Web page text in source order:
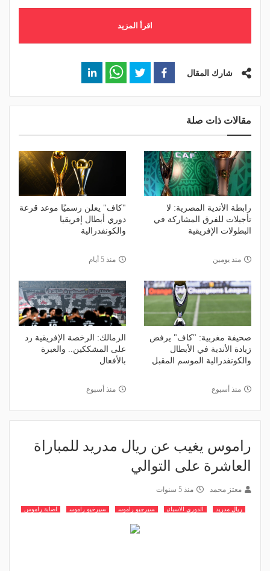
اقرأ المزيد
شارك المقال
مقالات ذات صلة
رابطة الأندية المصرية: لا
تأجيلات للفرق المشاركة في
البطولات الإفريقية
منذ يومين
"كاف" يعلن رسميًا موعد قرعة
دوري أبطال إفريقيا
والكونفدرالية
منذ 5 أيام
صحيفة مغربية: "كاف" يرفض
زيادة الأندية في الأبطال
والكونفدرالية الموسم المقبل
منذ أسبوع
الزمالك: الرخصة الإفريقية رد
على المشككين.. والعبرة
بالأفعال
منذ أسبوع
راموس يغيب عن ريال مدريد للمباراة
العاشرة على التوالي
معتز محمد منذ 5 سنوات
ريال مدريد الدوري الاسباني سيرجيو راموس سيرخيو راموس اصابة راموس